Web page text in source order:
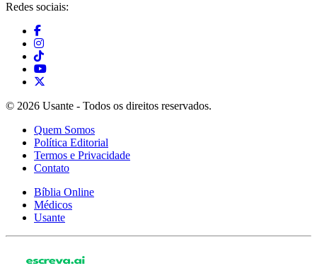
Redes sociais:
© 2026 Usante - Todos os direitos reservados.
Quem Somos
Política Editorial
Termos e Privacidade
Contato
Bíblia Online
Médicos
Usante